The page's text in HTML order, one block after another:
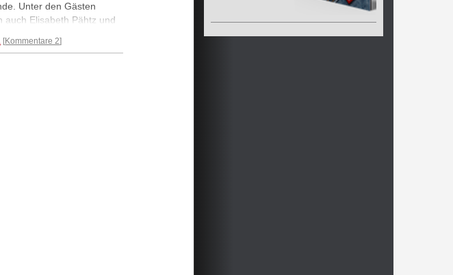
Unter den Gästen
auch Elisabeth Pähtz und
im folgenden
Kommentare 2